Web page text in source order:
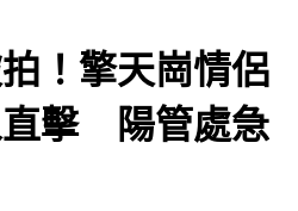
！擎天崗情侶
直擊 陽管處急